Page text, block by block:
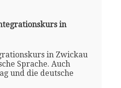
in
in Zwickau
Sprache. Auch
und die deutsche